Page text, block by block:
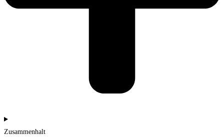
Zusammenhalt